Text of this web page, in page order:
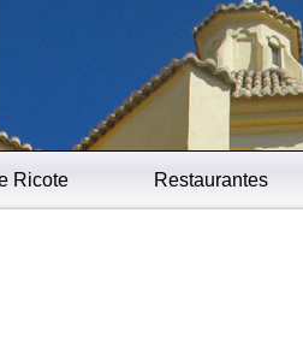
Ricote Restaurantes